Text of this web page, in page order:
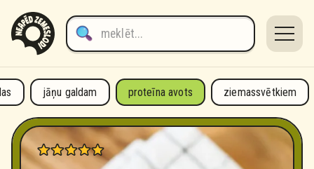
proteīna avots
jāņu galdam proteīna avots ziemassvētkiem